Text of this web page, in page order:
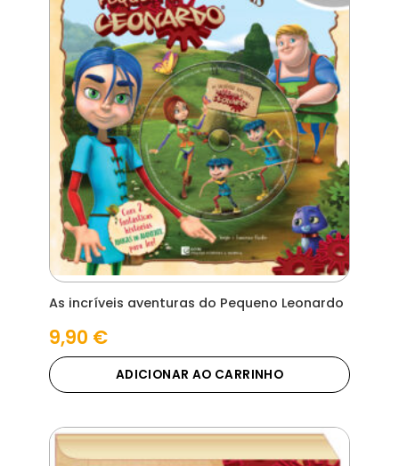
As incríveis aventuras do Pequeno Leonardo
9,90 €
ADICIONAR AO CARRINHO